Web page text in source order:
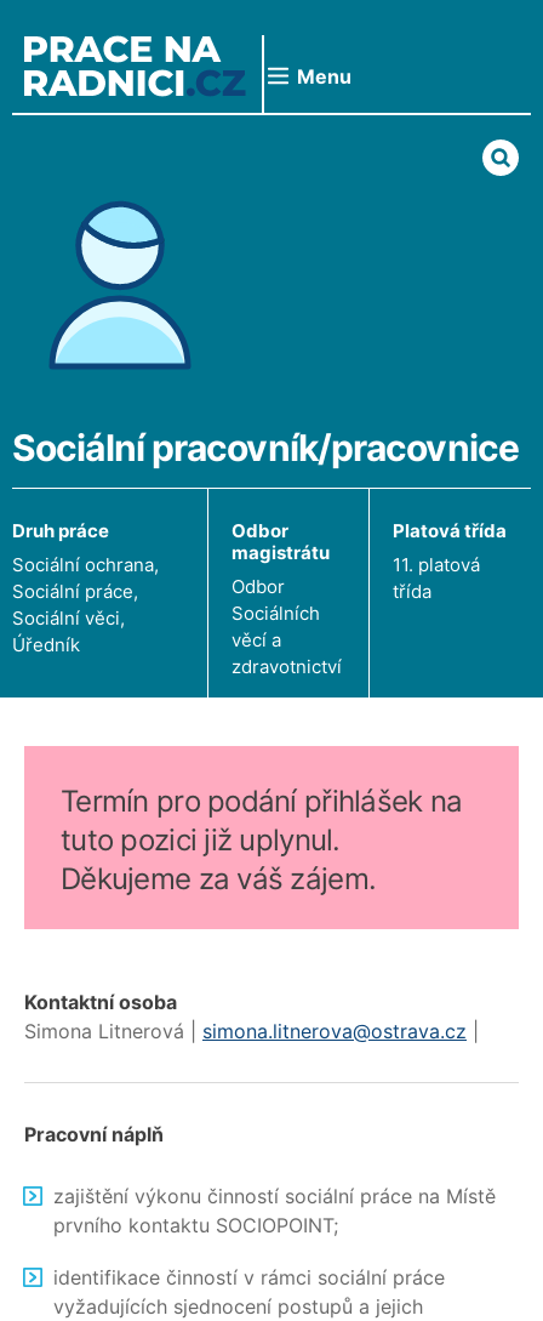
obsah
Menu
Sociální pracovník/pracovnice
Druh práce
Sociální ochrana,
Sociální práce,
Sociální věci,
Úředník
Odbor
magistrátu
Odbor
Sociálních
věcí a
zdravotnictví
Platová třída
11. platová
třída
Termín pro podání přihlášek na
tuto pozici již uplynul.
Děkujeme za váš zájem.
Kontaktní osoba
Simona Litnerová | simona.litnerova@ostrava.cz
Pracovní náplň
zajištění výkonu činností sociální práce na Místě
prvního kontaktu SOCIOPOINT;
identifikace činností v rámci sociální práce
vyžadujících sjednocení postupů a jejich